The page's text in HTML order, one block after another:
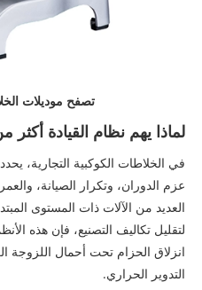
تصفح موديلات
لماذا يهم نظام القيادة
في الخلاطات الكوكبية التجارية،
عزم الدوران، وتكرار الصيانة،
العديد من الآلات ذات المستوى
لتقليل تكاليف التصنيع، فإن هذه
انزلاق الحزام تحت أحمال اللزوجة
التدوير الحراري.